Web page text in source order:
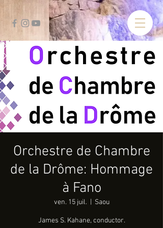
Orchestre de Chambre
de la Drôme: Hommage
à Fano
ven. 15 juil. Saou
James S. Kahane, conductor.